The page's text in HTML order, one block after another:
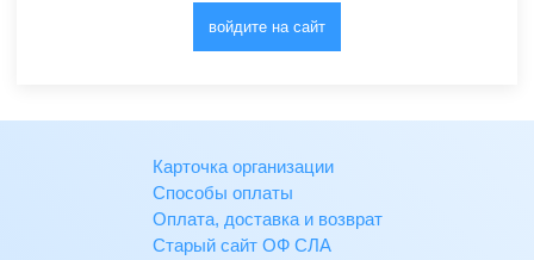
войдите на сайт
Карточка организации
Способы оплаты
Оплата, доставка и возврат
Старый сайт ОФ СЛА